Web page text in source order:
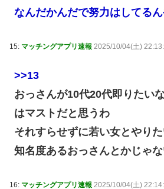
なんだかんだで努力はしてる
15: マッチングアプリ速報 2025/10/04(土)
>>13
おっさんが10代20代即りたい
はマストだと思うわ
それすらせずに若い女とやり
知名度あるおっさんとかじゃ
16: マッチングアプリ速報 2025/10/04(土)